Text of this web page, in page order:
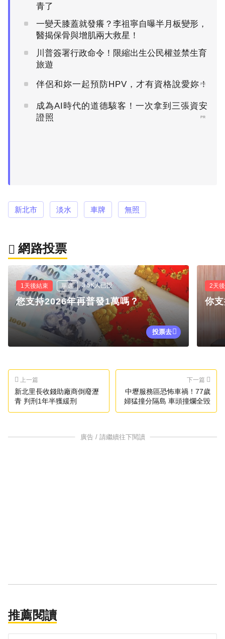
青了
一變天膝蓋就發癢？李祖寧自曝半月板變形，
醫揭保骨與增肌兩大救星！
川普簽署行政命令！限縮出生公民權並禁生育
旅遊
伴侶和妳一起預防HPV，才有資格說愛妳！
PR
成為AI時代的道德駭客！一次拿到三張資安
證照
PR
新北市 淡水 車牌 無照
網路投票
1天後結束 單選 3.5K人已投
您支持2026年再普發1萬嗎？
投票去
2天
你
上一篇
新北里長收錢助廠商倒廢瀝
青 判刑1年半獲緩刑
下一篇
中壢服務區恐怖車禍！77歲
婦猛撞分隔島 車頭撞爛全毀
廣告 / 請繼續往下閱讀
推薦閱讀